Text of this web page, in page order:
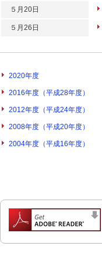
５月20日
５月26日
2020年度
2016年度（平成28年度）
2012年度（平成24年度）
2008年度（平成20年度）
2004年度（平成16年度）